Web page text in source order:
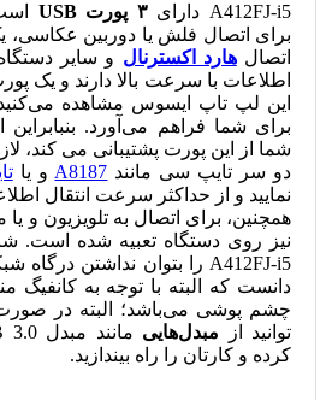
A412FJ-i5 دارای ۳ پورت USB
برای اتصال فلش یا دوربین عکاسی،
اتصالهارد اکسترنال و سایر
اطلاعات با سرعت بالا دارند و یک
این لپ تاپ ایسوس مشاهده
برای شما فراهم می‌آورد.
شما از این پورت پشتیبانی می کند،
دو سر تایپ سی مانند A8187 و یا
نمایید و از حداکثر سرعت انتقال
همچنین، برای اتصال به تلویزیون و یا
نیز روی دستگاه تعبیه شده است.
دانست که البته با توجه به کانفیگ
چشم پوشی می‌باشد؛ البته در
توانید از مبدل‌هایی
کرده و کارتان را راه بیندازید.